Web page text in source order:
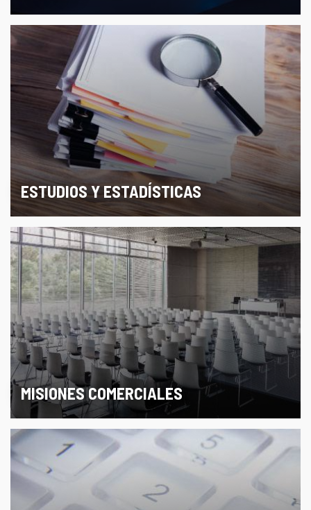
ESTUDIOS Y ESTADÍSTICAS
MISIONES COMERCIALES